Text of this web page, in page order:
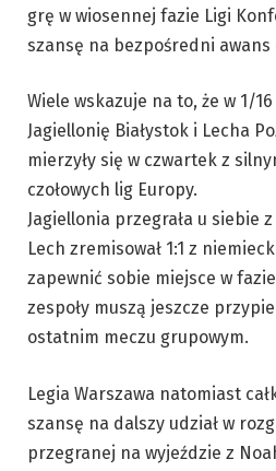
grę w wiosennej fazie Ligi
szansę na bezpośredni awans
Wiele wskazuje na to, że w 1/
Jagiellonię Białystok i Lecha
mierzyły się w czwartek z
czołowych lig Europy.
Jagiellonia przegrała u siebie z
Lech zremisował 1:1 z
zapewnić sobie miejsce w
zespoły muszą jeszcze
ostatnim meczu grupowym.
Legia Warszawa natomiast
szansę na dalszy udział w
przegranej na wyjeździe z